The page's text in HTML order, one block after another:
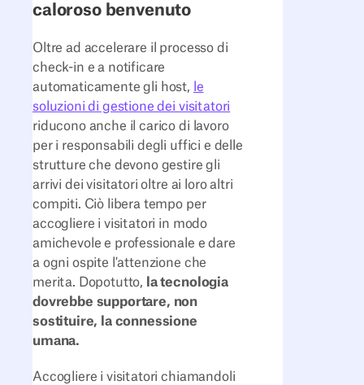
caloroso benvenuto
Oltre ad accelerare il processo di
check-in e a notificare
automaticamente gli host, le
soluzioni di gestione dei visitatori
riducono anche il carico di lavoro
per i responsabili degli uffici e delle
strutture che devono gestire gli
arrivi dei visitatori oltre ai loro altri
compiti. Ciò libera tempo per
accogliere i visitatori in modo
amichevole e professionale e dare
a ogni ospite l'attenzione che
merita. Dopotutto,
la tecnologia
dovrebbe supportare, non
sostituire, la connessione
umana.
Accogliere i visitatori chiamandoli